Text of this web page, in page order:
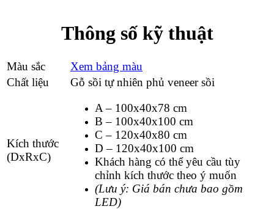
Thông số kỹ thuật
Màu sắc
Xem bảng màu
Chất liệu
Gỗ sồi tự nhiên phủ veneer sồi
Kích thước
(DxRxC)
A – 100x40x78 cm
B – 100x40x100 cm
C – 120x40x80 cm
D – 120x40x100 cm
Khách hàng có thể yêu cầu tùy
chỉnh kích thước theo ý muốn
(Lưu ý: Giá bán chưa bao gồm
LED)